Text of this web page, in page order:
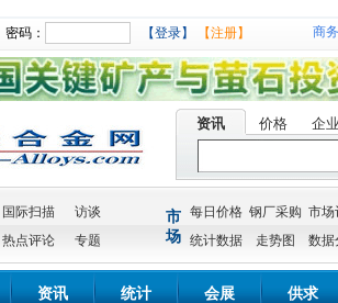
密码： 【登录】 【注册】 商
资讯 价格 企
国际扫描
访谈
热点评论 专题
市
场
每日价格 钢厂采购 市场
统计数据
走势图 数据
资讯 统计 会展 供求